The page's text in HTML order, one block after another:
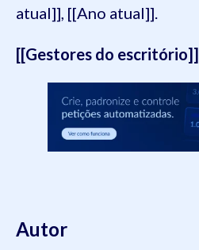
atual]], [[Ano atual]].
[[Gestores do escritório]]
Autor